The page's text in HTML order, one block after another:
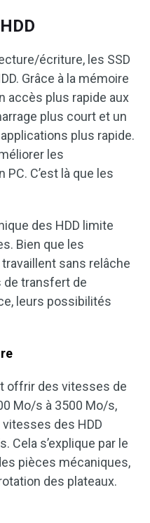
écriture, les SSD
Grâce à la mémoire
accès plus rapide aux
plus court et un
plus rapide.
les
C’est là que les
des HDD limite
Bien que les
sans relâche
de transfert de
leurs possibilités
offrir des vitesses de
Mo/s à 3500 Mo/s,
des HDD
Cela s’explique par le
pièces mécaniques,
des plateaux.